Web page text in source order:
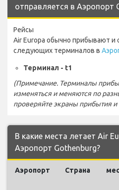
отправляется в Аэропорт
Рейсы
Air Europa обычно прибывают и
следующих терминалов в
Терминал - t1
(Примечание. Терминалы
изменяться и меняются по
проверяйте экраны прибытия и
В какие места летает Air
Аэропорт Gothenburg?
Аэропорт Страна